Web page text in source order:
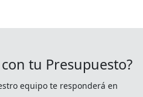
tu Presupuesto?
equipo te responderá en